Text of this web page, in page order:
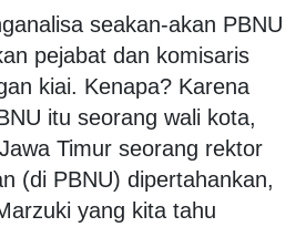
seakan-akan PBNU
pejabat dan komisaris
kiai. Kenapa? Karena
itu seorang wali kota,
Timur seorang rektor
(di PBNU) dipertahankan,
yang kita tahu